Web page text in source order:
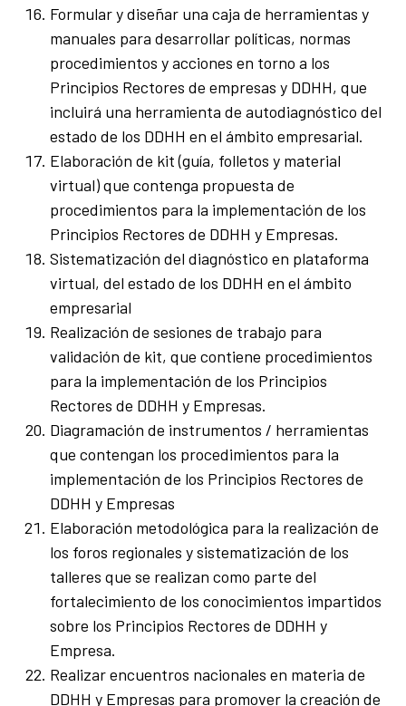
Formular y diseñar una caja de herramientas y
manuales para desarrollar políticas, normas
procedimientos y acciones en torno a los
Principios Rectores de empresas y DDHH, que
incluirá una herramienta de autodiagnóstico del
estado de los DDHH en el ámbito empresarial.
Elaboración de kit (guía, folletos y material
virtual) que contenga propuesta de
procedimientos para la implementación de los
Principios Rectores de DDHH y Empresas.
Sistematización del diagnóstico en plataforma
virtual, del estado de los DDHH en el ámbito
empresarial
Realización de sesiones de trabajo para
validación de kit, que contiene procedimientos
para la implementación de los Principios
Rectores de DDHH y Empresas.
Diagramación de instrumentos / herramientas
que contengan los procedimientos para la
implementación de los Principios Rectores de
DDHH y Empresas
Elaboración metodológica para la realización de
los foros regionales y sistematización de los
talleres que se realizan como parte del
fortalecimiento de los conocimientos impartidos
sobre los Principios Rectores de DDHH y
Empresa.
Realizar encuentros nacionales en materia de
DDHH y Empresas para promover la creación de